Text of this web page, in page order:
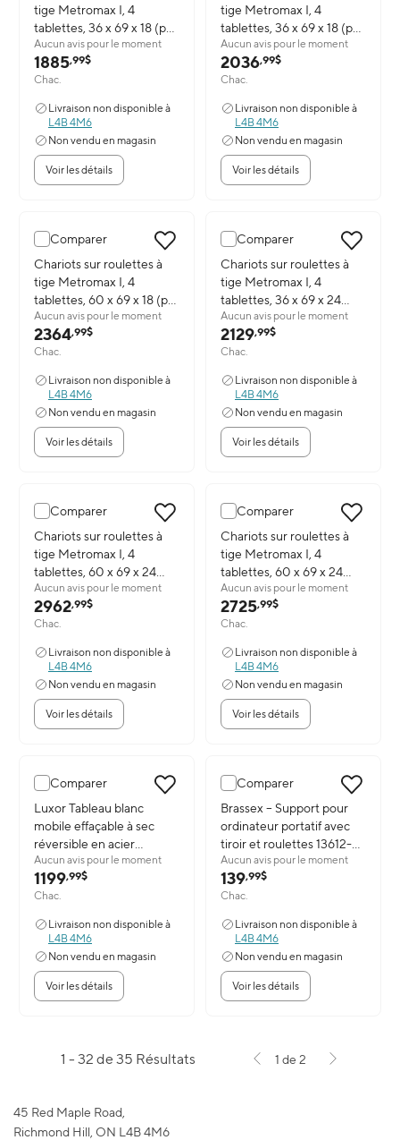
tige Metromax I, 4
tablettes, 36 x 69 x 18 (po)
Rg484 (X336EGX3)
Aucun avis pour le moment
1885,99$
Chac.
Livraison non disponible à
L4B 4M6
Non vendu en magasin
Voir les détails
tige Metromax I, 4
tablettes, 36 x 69 x 18 (po)
(X336EFX3)
Aucun avis pour le moment
2036,99$
Chac.
Livraison non disponible à
L4B 4M6
Non vendu en magasin
Voir les détails
Comparer
Image du produit: Chariots sur roulettes à tige Metromax I, 4
Chariots sur roulettes à
tige Metromax I, 4
tablettes, 60 x 69 x 18 (po)
(X366EGX3)
Aucun avis pour le moment
2364,99$
Chac.
Livraison non disponible à
L4B 4M6
Non vendu en magasin
Voir les détails
Comparer
Image du produit: Chariots sur
Chariots sur roulettes à
tige Metromax I, 4
tablettes, 36 x 69 x 24
(po) Rg487 (X536EGX3)
Aucun avis pour le moment
2129,99$
Chac.
Livraison non disponible à
L4B 4M6
Non vendu en magasin
Voir les détails
Comparer
Image du produit: Chariots sur roulettes à tige Metromax I, 4
Chariots sur roulettes à
tige Metromax I, 4
tablettes, 60 x 69 x 24
(po) (X566EFX3)
Aucun avis pour le moment
2962,99$
Chac.
Livraison non disponible à
L4B 4M6
Non vendu en magasin
Voir les détails
Comparer
Image du produit: Chariots sur
Chariots sur roulettes à
tige Metromax I, 4
tablettes, 60 x 69 x 24
(po), Rg489 (X566EGX3)
Aucun avis pour le moment
2725,99$
Chac.
Livraison non disponible à
L4B 4M6
Non vendu en magasin
Voir les détails
Comparer
Image du produit: Luxor Tableau blanc mobile effaçable à sec
Luxor Tableau blanc
mobile effaçable à sec
réversible en acier
porcelaine magnétique
avec roulettes - 72 po x
40 po
Aucun avis pour le moment
1199,99$
Chac.
Livraison non disponible à
L4B 4M6
Non vendu en magasin
Voir les détails
Comparer
Image du produit: Brassex –
Brassex – Support pour
ordinateur portatif avec
tiroir et roulettes 13612-
BK, 18,5 x 15,5 x 30 po,
noir
Aucun avis pour le moment
139,99$
Chac.
Livraison non disponible à
L4B 4M6
Non vendu en magasin
Voir les détails
1 - 32 de 35 Résultats 1 de 2
45 Red Maple Road,
Richmond Hill, ON L4B 4M6